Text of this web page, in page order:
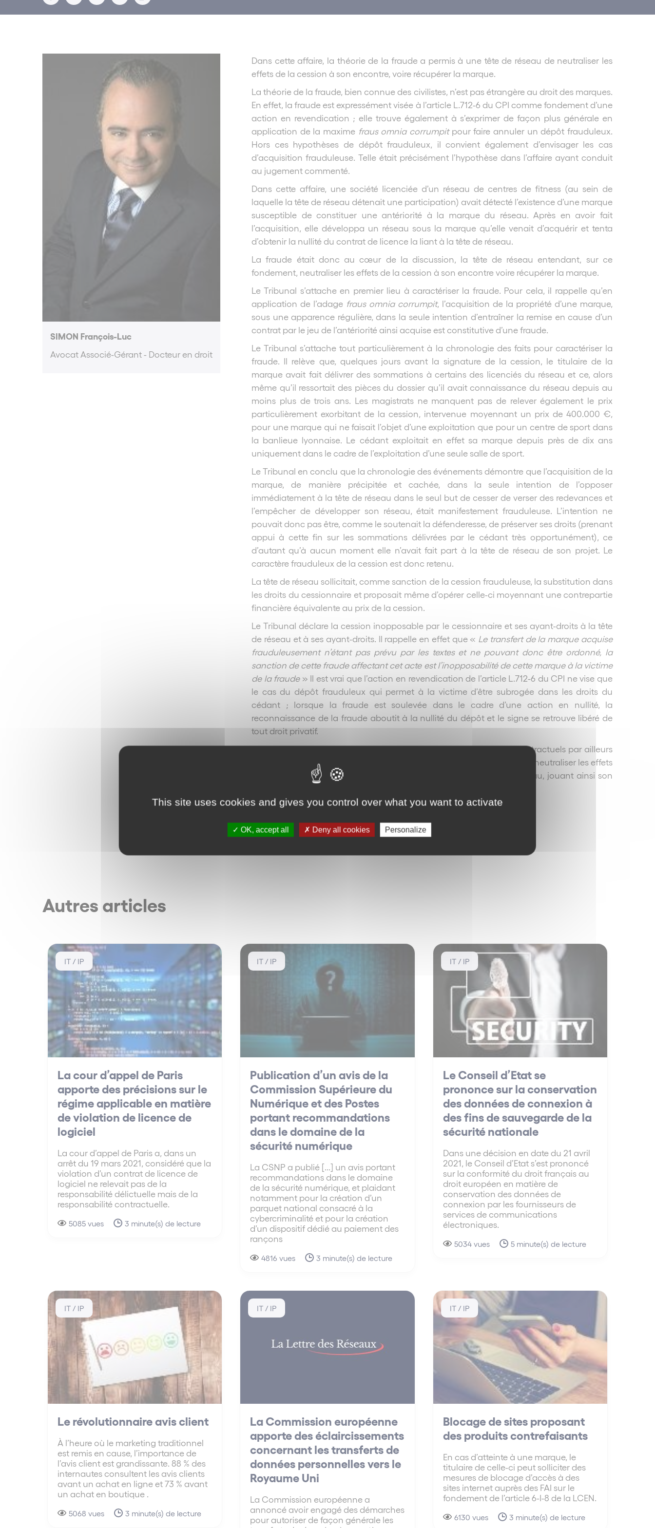
SIMON François-Luc
Avocat Associé-Gérant - Docteur en droit
Dans cette affaire, la théorie de la fraude a permis à une tête de réseau de neutraliser les
effets de la cession à son encontre, voire récupérer la marque.
La théorie de la fraude, bien connue des civilistes, n’est pas étrangère au droit des marques.
En effet, la fraude est expressément visée à l’article L.712-6 du CPI comme fondement d’une
action en revendication ; elle trouve également à s’exprimer de façon plus générale en
application de la maxime fraus omnia corrumpit pour faire annuler un dépôt frauduleux.
Hors ces hypothèses de dépôt frauduleux, il convient également d’envisager les cas
d’acquisition frauduleuse. Telle était précisément l’hypothèse dans l’affaire ayant conduit
au jugement commenté.
Dans cette affaire, une société licenciée d’un réseau de centres de fitness (au sein de
laquelle la tête de réseau détenait une participation) avait détecté l’existence d’une marque
susceptible de constituer une antériorité à la marque du réseau. Après en avoir fait
l’acquisition, elle développa un réseau sous la marque qu’elle venait d’acquérir et tenta
d’obtenir la nullité du contrat de licence la liant à la tête de réseau.
La fraude était donc au cœur de la discussion, la tête de réseau entendant, sur ce
fondement, neutraliser les effets de la cession à son encontre voire récupérer la marque.
Le Tribunal s’attache en premier lieu à caractériser la fraude. Pour cela, il rappelle qu’en
application de l’adage fraus omnia corrumpit, l’acquisition de la propriété d’une marque,
sous une apparence régulière, dans la seule intention d’entraîner la remise en cause d’un
contrat par le jeu de l’antériorité ainsi acquise est constitutive d’une fraude.
Le Tribunal s’attache tout particulièrement à la chronologie des faits pour caractériser la
fraude. Il relève que, quelques jours avant la signature de la cession, le titulaire de la
marque avait fait délivrer des sommations à certains des licenciés du réseau et ce, alors
même qu’il ressortait des pièces du dossier qu’il avait connaissance du réseau depuis au
moins plus de trois ans. Les magistrats ne manquent pas de relever également le prix
particulièrement exorbitant de la cession, intervenue moyennant un prix de 400.000 €,
pour une marque qui ne faisait l’objet d’une exploitation que pour un centre de sport dans
la banlieue lyonnaise. Le cédant exploitait en effet sa marque depuis près de dix ans
uniquement dans le cadre de l’exploitation d’une seule salle de sport.
Le Tribunal en conclu que la chronologie des événements démontre que l’acquisition de la
marque, de manière précipitée et cachée, dans la seule intention de l’opposer
immédiatement à la tête de réseau dans le seul but de cesser de verser des redevances et
l’empêcher de développer son réseau, était manifestement frauduleuse. L’intention ne
pouvait donc pas être, comme le soutenait la défenderesse, de préserver ses droits (prenant
appui à cette fin sur les sommations délivrées par le cédant très opportunément), ce
d’autant qu’à aucun moment elle n’avait fait part à la tête de réseau de son projet. Le
caractère frauduleux de la cession est donc retenu.
La tête de réseau sollicitait, comme sanction de la cession frauduleuse, la substitution dans
les droits du cessionnaire et proposait même d’opérer celle-ci moyennant une contrepartie
financière équivalente au prix de la cession.
Le Tribunal déclare la cession inopposable par le cessionnaire et ses ayant-droits à la tête
de réseau et à ses ayant-droits. Il rappelle en effet que « Le transfert de la marque acquise
frauduleusement n’étant pas prévu par les textes et ne pouvant donc être ordonné, la
sanction de cette fraude affectant cet acte est l’inopposabilité de cette marque à la victime
de la fraude» Il est vrai que l’action en revendication de l’article L.712-6 du CPI ne vise que
le cas du dépôt frauduleux qui permet à la victime d’être subrogée dans les droits du
cédant ; lorsque la fraude est soulevée dans le cadre d’une action en nullité, la
reconnaissance de la fraude aboutit à la nullité du dépôt et le signe se retrouve libéré de
tout droit privatif.
Le fraudeur est également condamné au titre des manquements contractuels par ailleurs
commis. La reconnaissance de la fraude a donc permis à la victime de neutraliser les effets
de la cession de marque à son encontre et les membres de son réseau, jouant ainsi son
Autres articles
IT / IP
La cour d’appel de Paris
apporte des précisions sur le
régime applicable en matière
de violation de licence de
logiciel
La cour d’appel de Paris a, dans un
arrêt du 19 mars 2021, considéré que la
violation d’un contrat de licence de
logiciel ne relevait pas de la
responsabilité délictuelle mais de la
responsabilité contractuelle.
5085 vues 3 minute(s) de lecture
IT / IP
Publication d’un avis de la
Commission Supérieure du
Numérique et des Postes
portant recommandations
dans le domaine de la
sécurité numérique
La CSNP a publié [...] un avis portant
recommandations dans le domaine
de la sécurité numérique, et plaidant
notamment pour la création d’un
parquet national consacré à la
cybercriminalité et pour la création
d’un dispositif dédié au paiement des
rançons
4816 vues 3 minute(s) de lecture
IT / IP
Le Conseil d’Etat se
prononce sur la conservation
des données de connexion à
des fins de sauvegarde de la
sécurité nationale
Dans une décision en date du 21 avril
2021, le Conseil d’Etat s’est prononcé
sur la conformité du droit français au
droit européen en matière de
conservation des données de
connexion par les fournisseurs de
services de communications
électroniques.
5034 vues 5 minute(s) de lecture
IT / IP
Le révolutionnaire avis client
À l’heure où le marketing traditionnel
est remis en cause, l’importance de
l’avis client est grandissante. 88 % des
internautes consultent les avis clients
avant un achat en ligne et 73 % avant
un achat en boutique .
5068 vues 3 minute(s) de lecture
IT / IP
La Commission européenne
apporte des éclaircissements
concernant les transferts de
données personnelles vers le
Royaume Uni
La Commission européenne a
annoncé avoir engagé des démarches
pour autoriser de façon générale les
IT / IP
Blocage de sites proposant
des produits contrefaisants
En cas d’atteinte à une marque, le
titulaire de celle-ci peut solliciter des
mesures de blocage d’accès à des
sites internet auprès des FAI sur le
fondement de l’article 6-I-8 de la LCEN.
6130 vues 3 minute(s) de lecture
This site uses cookies and gives you control over what you want to activate
OK, accept all Deny all cookies Personalize